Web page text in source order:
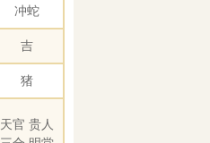
冲蛇
吉
猪
天官 贵人